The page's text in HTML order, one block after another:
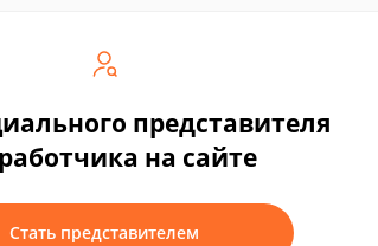
представителя
на сайте
Стать представителем